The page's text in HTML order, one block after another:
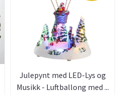
Julepynt med LED-Lys og
Musikk - Luftballong med ...